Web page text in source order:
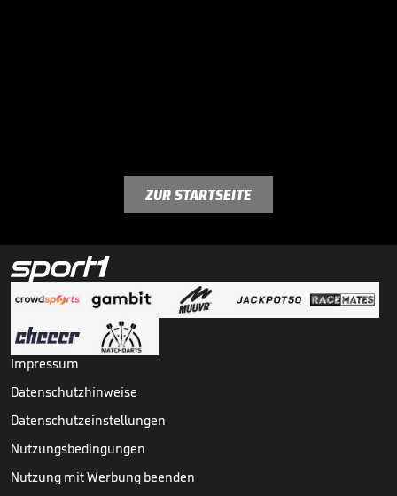
ZUR STARTSEITE
Impressum
Datenschutzhinweise
Datenschutzeinstellungen
Nutzungsbedingungen
Nutzung mit Werbung beenden